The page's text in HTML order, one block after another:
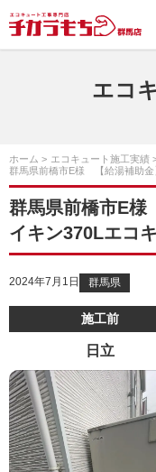
エコ
ホーム エコキュート施工実績
群馬県前橋市E様 【給湯補助金
群馬県前橋市E
イキン370Lエコ
2024年7月1日 群馬県
施工前
日立